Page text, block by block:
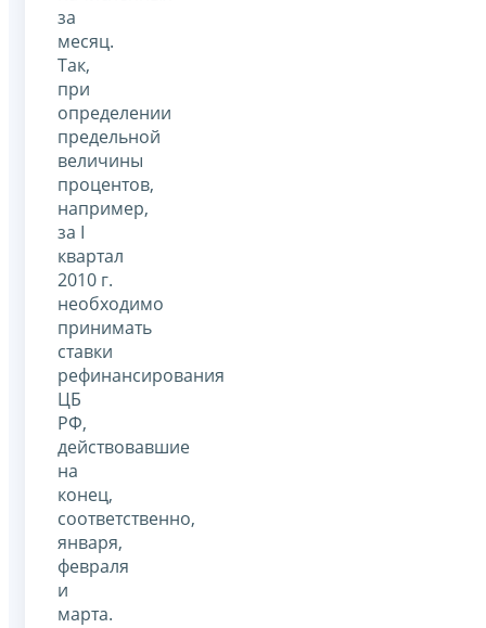
за
месяц.
Так,
при
определении
предельной
величины
процентов,
например,
за I
квартал
2010 г.
необходимо
принимать
ставки
рефинансирования
ЦБ
РФ,
действовавшие
на
конец,
соответственно,
января,
февраля
и
марта.